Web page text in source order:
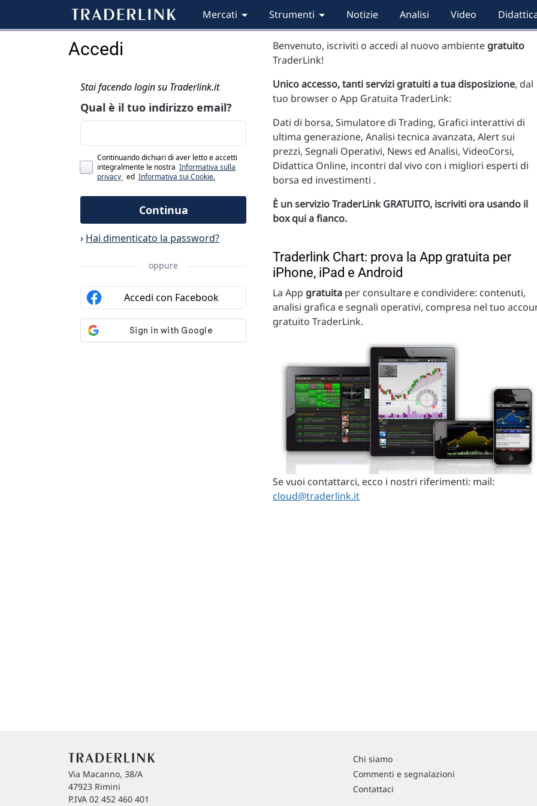
Mercati Strumenti Notizie Analisi Video
Accedi Benvenuto, iscriviti o accedi al nuovo ambiente gratuito
TraderLink!
Unico accesso, tanti servizi gratuiti a tua disposizione, dal
tuo browser o App Gratuita TraderLink:
Dati di borsa, Simulatore di Trading, Grafici interattivi di
ultima generazione, Analisi tecnica avanzata, Alert sui
prezzi, Segnali Operativi, News ed Analisi, VideoCorsi,
Didattica Online, incontri dal vivo con i migliori esperti di
borsa ed investimenti .
È un servizio TraderLink GRATUITO, iscriviti ora usando il
box qui a fianco.
Traderlink Chart: prova la App gratuita per
iPhone, iPad e Android
La App gratuita per consultare e condividere: contenuti,
analisi grafica e segnali operativi, compresa nel tuo
gratuito TraderLink.
Se vuoi contattarci, ecco i nostri riferimenti: mail:
cloud@traderlink.it
Via Macanno, 38/A
47923 Rimini
P.IVA 02 452 460 401
Chi siamo
Commenti e segnalazioni
Contattaci